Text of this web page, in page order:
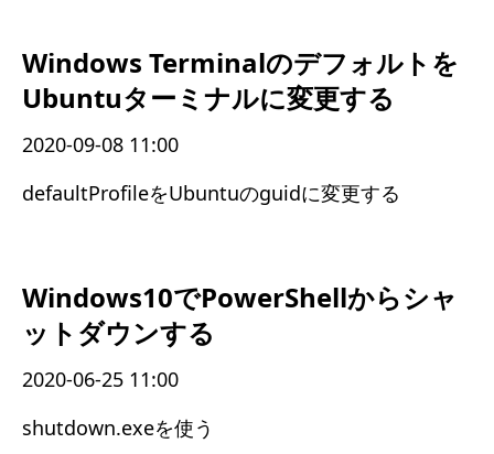
Windows Terminalのデフォルトを
Ubuntuターミナルに変更する
2020-09-08 11:00
defaultProfileをUbuntuのguidに変更する
Windows10でPowerShellからシャ
ットダウンする
2020-06-25 11:00
shutdown.exeを使う